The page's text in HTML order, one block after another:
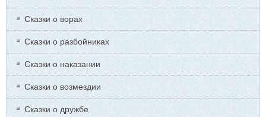
Сказки о ворах
Сказки о разбойниках
Сказки о наказании
Сказки о возмездии
Сказки о дружбе